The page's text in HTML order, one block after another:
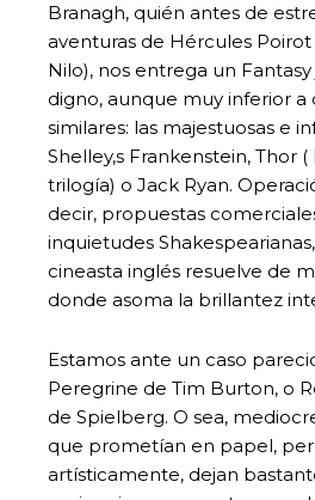
Branagh, quién antes de
aventuras de Hércules
Nilo), nos entrega un
digno, aunque muy inferior a
similares: las majestuosas e
Shelley,s Frankenstein, Thor
trilogía) o Jack Ryan.
decir, propuestas
inquietudes
cineasta inglés resuelve de
donde asoma la brillantez
Estamos ante un caso
Peregrine de Tim Burton, o
de Spielberg. O sea,
que prometían en papel,
artísticamente, dejan